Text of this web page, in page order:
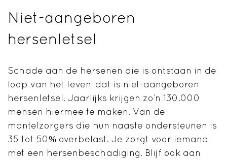
Niet-aangeboren
hersenletsel
Schade aan de hersenen die is ontstaan in de
loop van het leven, dat is niet-aangeboren
hersenletsel. Jaarlijks krijgen zo’n 130.000
mensen hiermee te maken. Van de
mantelzorgers die hun naaste ondersteunen is
35 tot 50% overbelast. Je zorgt voor iemand
met een hersenbeschadiging. Blijf ook aan